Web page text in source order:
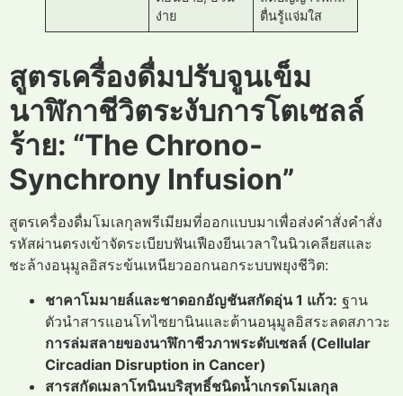
ง่าย
ตื่นรู้แจ่มใส
สูตรเครื่องดื่มปรับจูนเข็ม
นาฬิกาชีวิตระงับการโตเซลล์
ร้าย: “The Chrono-
Synchrony Infusion”
สูตรเครื่องดื่มโมเลกุลพรีเมียมที่ออกแบบมาเพื่อส่งคำสั่งคำสั่ง
รหัสผ่านตรงเข้าจัดระเบียบฟันเฟืองยีนเวลาในนิวเคลียสและ
ชะล้างอนุมูลอิสระข้นเหนียวออกนอกระบบพยุงชีวิต:
ชาคาโมมายล์และชาดอกอัญชันสกัดอุ่น 1 แก้ว: ฐาน
ตัวนำสารแอนโทไซยานินและต้านอนุมูลอิสระลดสภาวะ
การล่มสลายของนาฬิกาชีวภาพระดับเซลล์ (Cellular
Circadian Disruption in Cancer)
สารสกัดเมลาโทนินบริสุทธิ์ชนิดน้ำเกรดโมเลกุล